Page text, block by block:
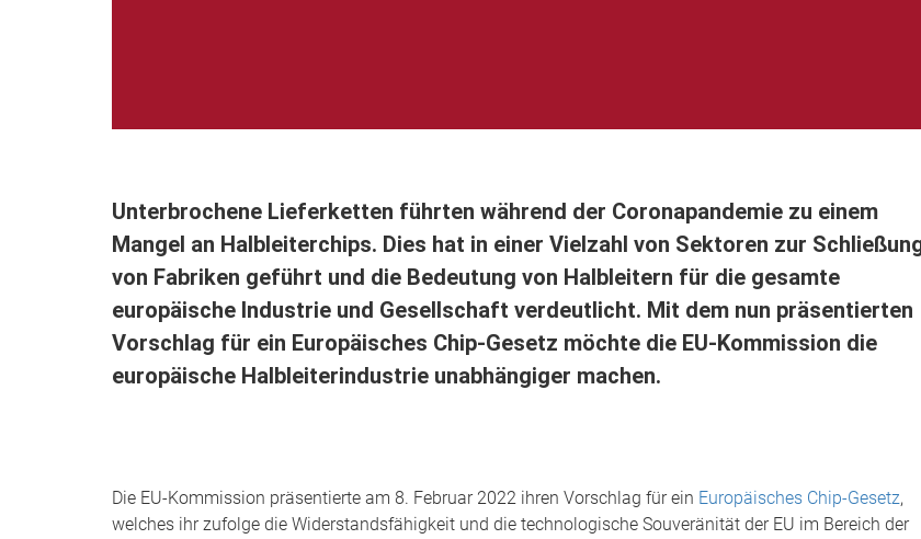
Unterbrochene Lieferketten führten während der Coronapandemie zu einem
Mangel an Halbleiterchips. Dies hat in einer Vielzahl von Sektoren zur
von Fabriken geführt und die Bedeutung von Halbleitern für die gesamte
europäische Industrie und Gesellschaft verdeutlicht. Mit dem nun präsentierten
Vorschlag für ein Europäisches Chip-Gesetz möchte die EU-Kommission die
europäische Halbleiterindustrie unabhängiger machen.
Die EU-Kommission präsentierte am 8. Februar 2022 ihren Vorschlag für ein Europäisches Chip-Gesetz,
welches ihr zufolge die Widerstandsfähigkeit und die technologische Souveränität der EU im Bereich der